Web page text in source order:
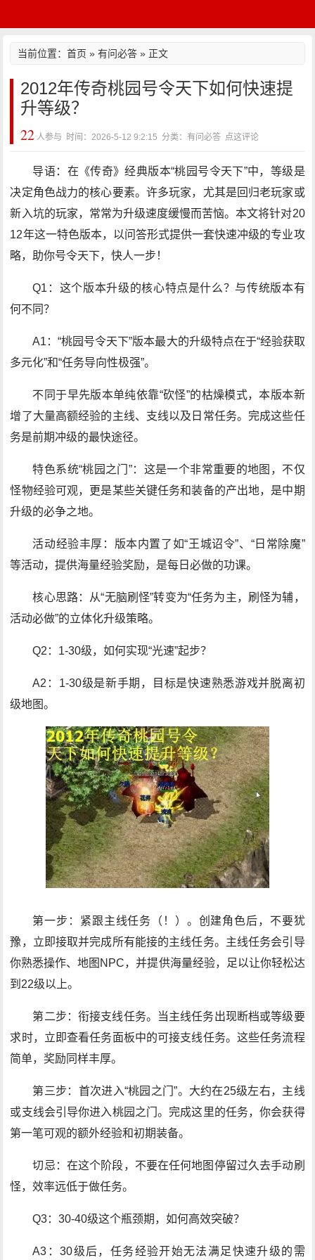
当前位置：首页 »有问必答 » 正文
2012年传奇桃园号令天下如何快速提
升等级？
22 人参与 时间：2026-5-12 9:2:15 分类：有问必答 点这评论
导语：在《传奇》经典版本“桃园号令天下”中，等级是
决定角色战力的核心要素。许多玩家，尤其是回归老玩家或
新入坑的玩家，常常为升级速度缓慢而苦恼。本文将针对20
12年这一特色版本，以问答形式提供一套快速冲级的专业攻
略，助你号令天下，快人一步！
Q1：这个版本升级的核心特点是什么？与传统版本有
何不同？
A1：“桃园号令天下”版本最大的升级特点在于“经验获取
多元化”和“任务导向性极强”。
不同于早先版本单纯依靠“砍怪”的枯燥模式，本版本新
增了大量高额经验的主线、支线以及日常任务。完成这些任
务是前期冲级的最快途径。
特色系统“桃园之门”：这是一个非常重要的地图，不仅
怪物经验可观，更是某些关键任务和装备的产出地，是中期
升级的必争之地。
活动经验丰厚：版本内置了如“王城诏令”、“日常除魔”
等活动，提供海量经验奖励，是每日必做的功课。
核心思路：从“无脑刷怪”转变为“任务为主，刷怪为辅，
活动必做”的立体化升级策略。
Q2：1-30级，如何实现“光速”起步？
A2：1-30级是新手期，目标是快速熟悉游戏并脱离初
级地图。
第一步：紧跟主线任务（！）。创建角色后，不要犹
豫，立即接取并完成所有能接的主线任务。主线任务会引导
你熟悉操作、地图NPC，并提供海量经验，足以让你轻松达
到22级以上。
第二步：衔接支线任务。当主线任务出现断档或等级要
求时，立即查看任务面板中的可接支线任务。这些任务流程
简单，奖励同样丰厚。
第三步：首次进入“桃园之门”。大约在25级左右，主线
或支线会引导你进入桃园之门。完成这里的任务，你会获得
第一笔可观的额外经验和初期装备。
切忌：在这个阶段，不要在任何地图停留过久去手动刷
怪，效率远低于做任务。
Q3：30-40级这个瓶颈期，如何高效突破？
A3：30级后，任务经验开始无法满足快速升级的需